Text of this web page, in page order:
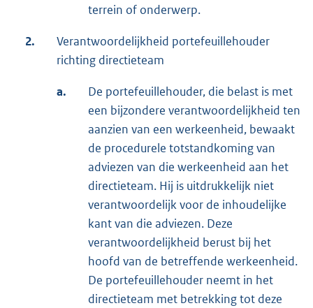
terrein of onderwerp.
2.
Verantwoordelijkheid portefeuillehouder
richting directieteam
a.
De portefeuillehouder, die belast is met
een bijzondere verantwoordelijkheid ten
aanzien van een werkeenheid, bewaakt
de procedurele totstandkoming van
adviezen van die werkeenheid aan het
directieteam. Hij is uitdrukkelijk niet
verantwoordelijk voor de inhoudelijke
kant van die adviezen. Deze
verantwoordelijkheid berust bij het
hoofd van de betreffende werkeenheid.
De portefeuillehouder neemt in het
directieteam met betrekking tot deze